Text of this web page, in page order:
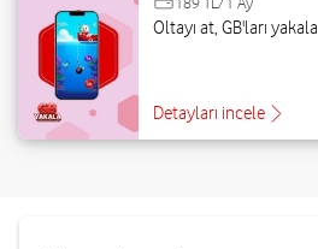
Oltayı at, GB'ları yakala
Detayları incele